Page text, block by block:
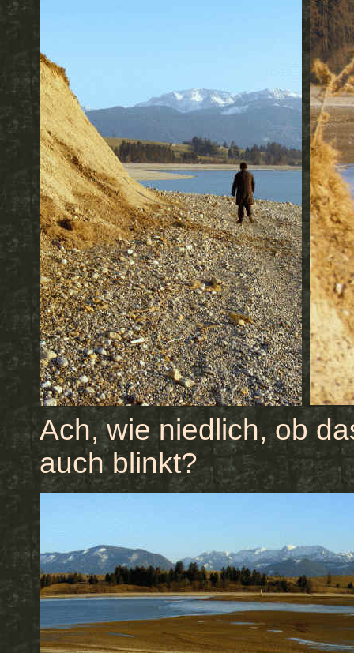
Ach, wie niedlich, ob
auch blinkt?